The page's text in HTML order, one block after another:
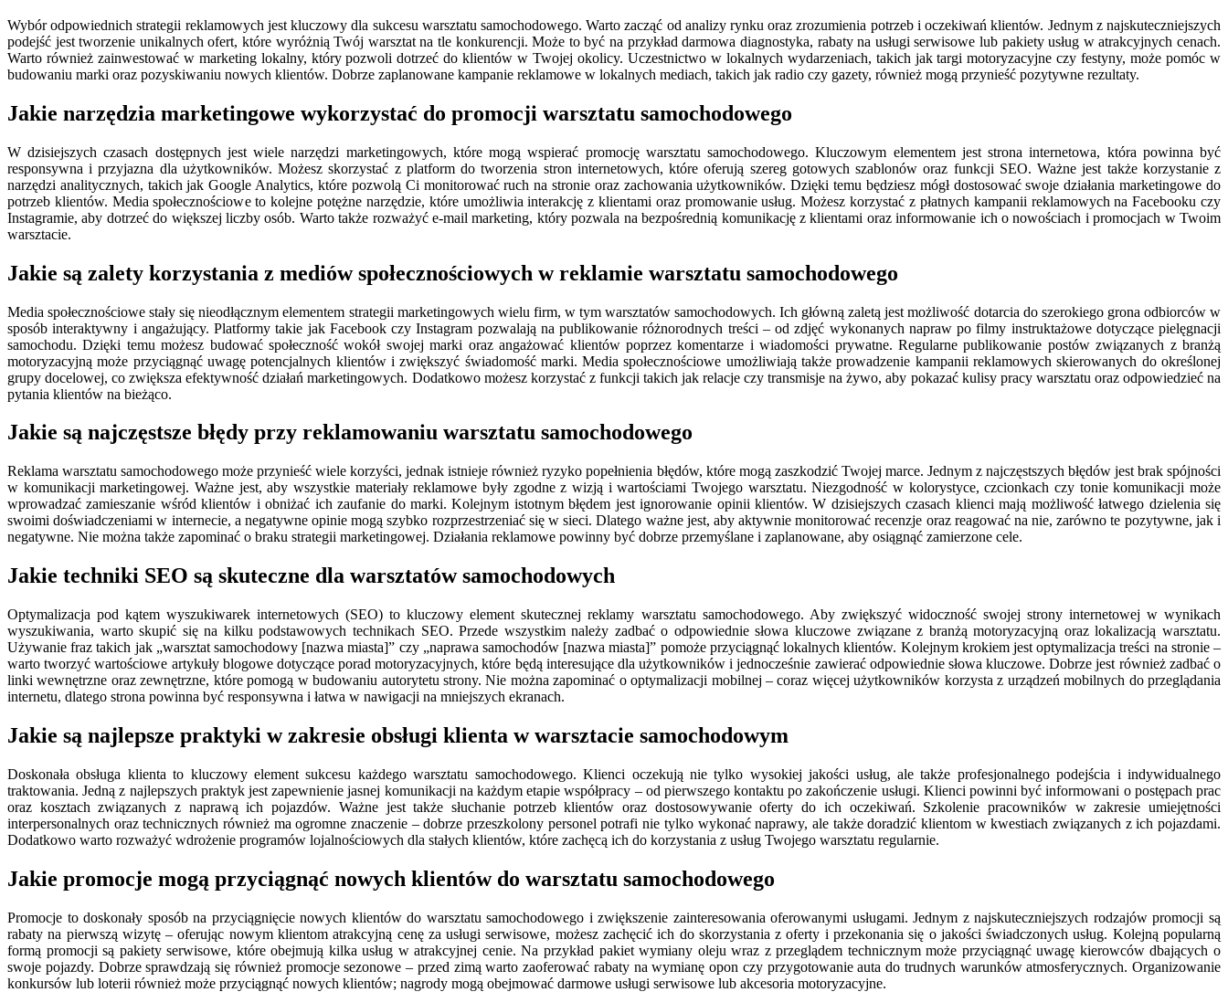
Wybór odpowiednich strategii reklamowych jest kluczowy dla sukcesu warsztatu samochodowego. Warto zacząć od analizy rynku oraz zrozumienia potrzeb i oczekiwań klientów. Jednym z najskuteczniejszych
podejść jest tworzenie unikalnych ofert, które wyróżnią Twój warsztat na tle konkurencji. Może to być na przykład darmowa diagnostyka, rabaty na usługi serwisowe lub pakiety usług w atrakcyjnych cenach.
Warto również zainwestować w marketing lokalny, który pozwoli dotrzeć do klientów w Twojej okolicy. Uczestnictwo w lokalnych wydarzeniach, takich jak targi motoryzacyjne czy festyny, może pomóc w
budowaniu marki oraz pozyskiwaniu nowych klientów. Dobrze zaplanowane kampanie reklamowe w lokalnych mediach, takich jak radio czy gazety, również mogą przynieść pozytywne rezultaty.
Jakie narzędzia marketingowe wykorzystać do promocji warsztatu samochodowego
W dzisiejszych czasach dostępnych jest wiele narzędzi marketingowych, które mogą wspierać promocję warsztatu samochodowego. Kluczowym elementem jest strona internetowa, która powinna być
responsywna i przyjazna dla użytkowników. Możesz skorzystać z platform do tworzenia stron internetowych, które oferują szereg gotowych szablonów oraz funkcji SEO. Ważne jest także korzystanie z
narzędzi analitycznych, takich jak Google Analytics, które pozwolą Ci monitorować ruch na stronie oraz zachowania użytkowników. Dzięki temu będziesz mógł dostosować swoje działania marketingowe do
potrzeb klientów. Media społecznościowe to kolejne potężne narzędzie, które umożliwia interakcję z klientami oraz promowanie usług. Możesz korzystać z płatnych kampanii reklamowych na Facebooku czy
Instagramie, aby dotrzeć do większej liczby osób. Warto także rozważyć e-mail marketing, który pozwala na bezpośrednią komunikację z klientami oraz informowanie ich o nowościach i promocjach w Twoim
warsztacie.
Jakie są zalety korzystania z mediów społecznościowych w reklamie warsztatu samochodowego
Media społecznościowe stały się nieodłącznym elementem strategii marketingowych wielu firm, w tym warsztatów samochodowych. Ich główną zaletą jest możliwość dotarcia do szerokiego grona odbiorców w
sposób interaktywny i angażujący. Platformy takie jak Facebook czy Instagram pozwalają na publikowanie różnorodnych treści – od zdjęć wykonanych napraw po filmy instruktażowe dotyczące pielęgnacji
samochodu. Dzięki temu możesz budować społeczność wokół swojej marki oraz angażować klientów poprzez komentarze i wiadomości prywatne. Regularne publikowanie postów związanych z branżą
motoryzacyjną może przyciągnąć uwagę potencjalnych klientów i zwiększyć świadomość marki. Media społecznościowe umożliwiają także prowadzenie kampanii reklamowych skierowanych do określonej
grupy docelowej, co zwiększa efektywność działań marketingowych. Dodatkowo możesz korzystać z funkcji takich jak relacje czy transmisje na żywo, aby pokazać kulisy pracy warsztatu oraz odpowiedzieć na
pytania klientów na bieżąco.
Jakie są najczęstsze błędy przy reklamowaniu warsztatu samochodowego
Reklama warsztatu samochodowego może przynieść wiele korzyści, jednak istnieje również ryzyko popełnienia błędów, które mogą zaszkodzić Twojej marce. Jednym z najczęstszych błędów jest brak spójności
w komunikacji marketingowej. Ważne jest, aby wszystkie materiały reklamowe były zgodne z wizją i wartościami Twojego warsztatu. Niezgodność w kolorystyce, czcionkach czy tonie komunikacji może
wprowadzać zamieszanie wśród klientów i obniżać ich zaufanie do marki. Kolejnym istotnym błędem jest ignorowanie opinii klientów. W dzisiejszych czasach klienci mają możliwość łatwego dzielenia się
swoimi doświadczeniami w internecie, a negatywne opinie mogą szybko rozprzestrzeniać się w sieci. Dlatego ważne jest, aby aktywnie monitorować recenzje oraz reagować na nie, zarówno te pozytywne, jak i
negatywne. Nie można także zapominać o braku strategii marketingowej. Działania reklamowe powinny być dobrze przemyślane i zaplanowane, aby osiągnąć zamierzone cele.
Jakie techniki SEO są skuteczne dla warsztatów samochodowych
Optymalizacja pod kątem wyszukiwarek internetowych (SEO) to kluczowy element skutecznej reklamy warsztatu samochodowego. Aby zwiększyć widoczność swojej strony internetowej w wynikach
wyszukiwania, warto skupić się na kilku podstawowych technikach SEO. Przede wszystkim należy zadbać o odpowiednie słowa kluczowe związane z branżą motoryzacyjną oraz lokalizacją warsztatu.
Używanie fraz takich jak „warsztat samochodowy [nazwa miasta]” czy „naprawa samochodów [nazwa miasta]” pomoże przyciągnąć lokalnych klientów. Kolejnym krokiem jest optymalizacja treści na stronie –
warto tworzyć wartościowe artykuły blogowe dotyczące porad motoryzacyjnych, które będą interesujące dla użytkowników i jednocześnie zawierać odpowiednie słowa kluczowe. Dobrze jest również zadbać o
linki wewnętrzne oraz zewnętrzne, które pomogą w budowaniu autorytetu strony. Nie można zapominać o optymalizacji mobilnej – coraz więcej użytkowników korzysta z urządzeń mobilnych do przeglądania
internetu, dlatego strona powinna być responsywna i łatwa w nawigacji na mniejszych ekranach.
Jakie są najlepsze praktyki w zakresie obsługi klienta w warsztacie samochodowym
Doskonała obsługa klienta to kluczowy element sukcesu każdego warsztatu samochodowego. Klienci oczekują nie tylko wysokiej jakości usług, ale także profesjonalnego podejścia i indywidualnego
traktowania. Jedną z najlepszych praktyk jest zapewnienie jasnej komunikacji na każdym etapie współpracy – od pierwszego kontaktu po zakończenie usługi. Klienci powinni być informowani o postępach prac
oraz kosztach związanych z naprawą ich pojazdów. Ważne jest także słuchanie potrzeb klientów oraz dostosowywanie oferty do ich oczekiwań. Szkolenie pracowników w zakresie umiejętności
interpersonalnych oraz technicznych również ma ogromne znaczenie – dobrze przeszkolony personel potrafi nie tylko wykonać naprawy, ale także doradzić klientom w kwestiach związanych z ich pojazdami.
Dodatkowo warto rozważyć wdrożenie programów lojalnościowych dla stałych klientów, które zachęcą ich do korzystania z usług Twojego warsztatu regularnie.
Jakie promocje mogą przyciągnąć nowych klientów do warsztatu samochodowego
Promocje to doskonały sposób na przyciągnięcie nowych klientów do warsztatu samochodowego i zwiększenie zainteresowania oferowanymi usługami. Jednym z najskuteczniejszych rodzajów promocji są
rabaty na pierwszą wizytę – oferując nowym klientom atrakcyjną cenę za usługi serwisowe, możesz zachęcić ich do skorzystania z oferty i przekonania się o jakości świadczonych usług. Kolejną popularną
formą promocji są pakiety serwisowe, które obejmują kilka usług w atrakcyjnej cenie. Na przykład pakiet wymiany oleju wraz z przeglądem technicznym może przyciągnąć uwagę kierowców dbających o
swoje pojazdy. Dobrze sprawdzają się również promocje sezonowe – przed zimą warto zaoferować rabaty na wymianę opon czy przygotowanie auta do trudnych warunków atmosferycznych. Organizowanie
konkursów lub loterii również może przyciągnąć nowych klientów; nagrody mogą obejmować darmowe usługi serwisowe lub akcesoria motoryzacyjne.